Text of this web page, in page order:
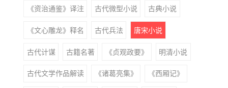
《资治通鉴》译注 古代微型小说 古典小说
《文心雕龙》释名 古代兵法 唐宋小说
古代计谋 古籍名著 《贞观政要》 明清小说
古代文学作品解读 《诸葛亮集》 《西厢记》